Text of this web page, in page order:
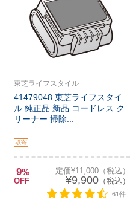
東芝ライフスタイル
41479048 東芝ライフスタイ
ル 純正品 新品 コードレス ク
リーナー 掃除...
取寄
9%
OFF
定価¥11,000（税込）
¥9,900（税込）
61件